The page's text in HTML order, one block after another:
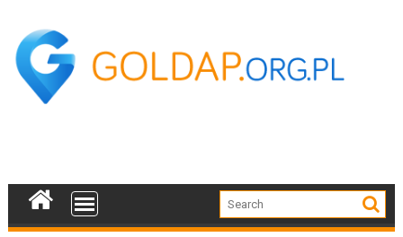
content